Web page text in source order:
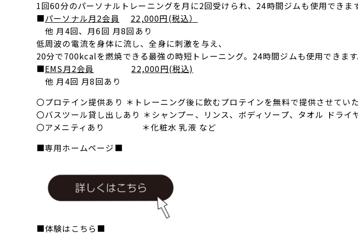
1回60分のパーソナルトレーニングを月に2回受けられ、24時間ジムも使用できます
■パーソナル月2会員
22,000円(税込）
他 月4回、月6回 月8回あり
低周波の電流を身体に流し、全身に刺激を与え、
20分で700kcalを燃焼できる最強の時短トレーニング。24時間ジムも使用できます
■EMS月2会員
22,000円(税込)
他 月4回 月8回あり
〇プロテイン提供あり ＊トレーニング後に飲むプロテインを無料で提供させていた
〇バスツール貸し出しあり ＊シャンプー、リンス、ボディソープ、タオル ドライ
〇アメニティあり ＊化粧水 乳液 など
■専用ホームページ■
■体験はこちら■